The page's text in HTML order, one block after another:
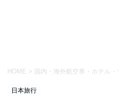
HOME > 国内・海外航空券・ホテル・
日本旅行